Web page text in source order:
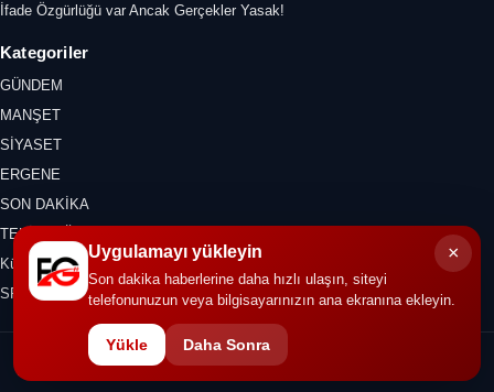
İfade Özgürlüğü var Ancak Gerçekler Yasak!
Kategoriler
GÜNDEM
MANŞET
SİYASET
ERGENE
SON DAKİKA
TEKİRDAĞ
Kültür Sanat
SPOR
© 2026 ERGENE GAZETESİ. Tüm hakları saklıdır.
İletişim
×
Uygulamayı yükleyin
Son dakika haberlerine daha hızlı ulaşın, siteyi
telefonunuzun veya bilgisayarınızın ana ekranına ekleyin.
Yükle Daha Sonra